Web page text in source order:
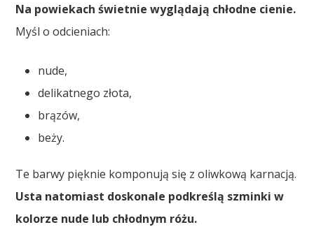
Na powiekach świetnie wyglądają chłodne cienie.
Myśl o odcieniach:
nude,
delikatnego złota,
brązów,
beży.
Te barwy pięknie komponują się z oliwkową karnacją.
Usta natomiast doskonale podkreślą szminki w
kolorze nude lub chłodnym różu.